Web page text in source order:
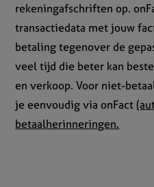
rekeningafschriften op.
transactiedata met jouw
betaling tegenover de
veel tijd die beter kan
en verkoop. Voor niet-
je eenvoudig via onFact
betaalherinneringen.